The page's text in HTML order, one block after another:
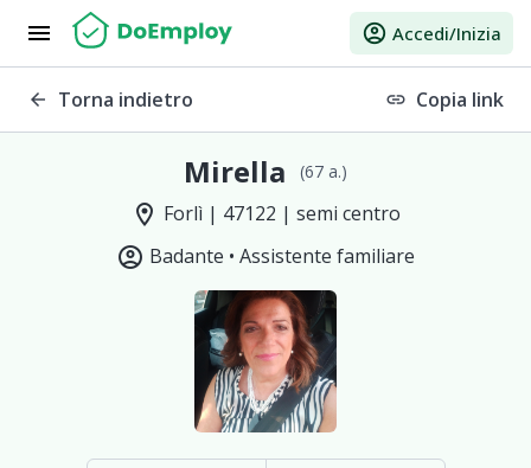
menu account_circle Accedi/Inizia
arrow_back Torna indietro link Copia link
Mirella (67 a.)
location_on Forlì | 47122 | semi centro
account_circle Badante • Assistente familiare